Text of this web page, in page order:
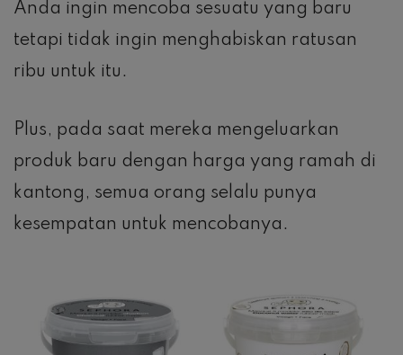
Anda ingin mencoba sesuatu yang baru
tetapi tidak ingin menghabiskan ratusan
ribu untuk itu.
Plus, pada saat mereka mengeluarkan
produk baru dengan harga yang ramah di
kantong, semua orang selalu punya
kesempatan untuk mencobanya.